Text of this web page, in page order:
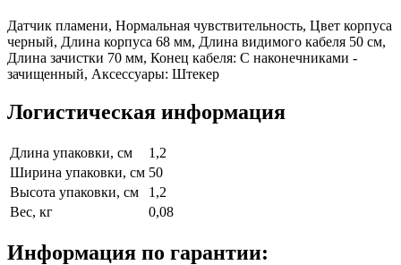
Датчик пламени, Нормальная чувствительность, Цвет корпуса
черный, Длина корпуса 68 мм, Длина видимого кабеля 50 см,
Длина зачистки 70 мм, Конец кабеля: С наконечниками -
зачищенный, Аксессуары: Штекер
Логистическая информация
Длина упаковки, см
1,2
Ширина упаковки, см 50
Высота упаковки, см
1,2
Вес, кг
0,08
Информация по гарантии: